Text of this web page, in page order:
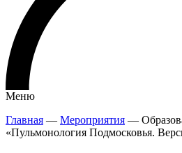
Меню
Главная — Мероприятия —
«Пульмонология Подмосковья.